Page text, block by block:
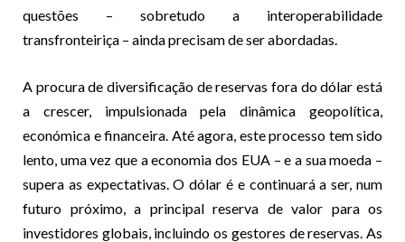
questões – sobretudo a interoperabilidade
transfronteiriça – ainda precisam de ser abordadas.
A procura de diversificação de reservas fora do dólar está
a crescer, impulsionada pela dinâmica geopolítica,
económica e financeira. Até agora, este processo tem sido
lento, uma vez que a economia dos EUA – e a sua moeda –
supera as expectativas. O dólar é e continuará a ser, num
futuro próximo, a principal reserva de valor para os
investidores globais, incluindo os gestores de reservas. As